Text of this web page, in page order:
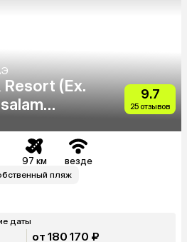
(Ex.
9.7
25 отзывов
97 км везде
пляж
даты
от 180 170 ₽